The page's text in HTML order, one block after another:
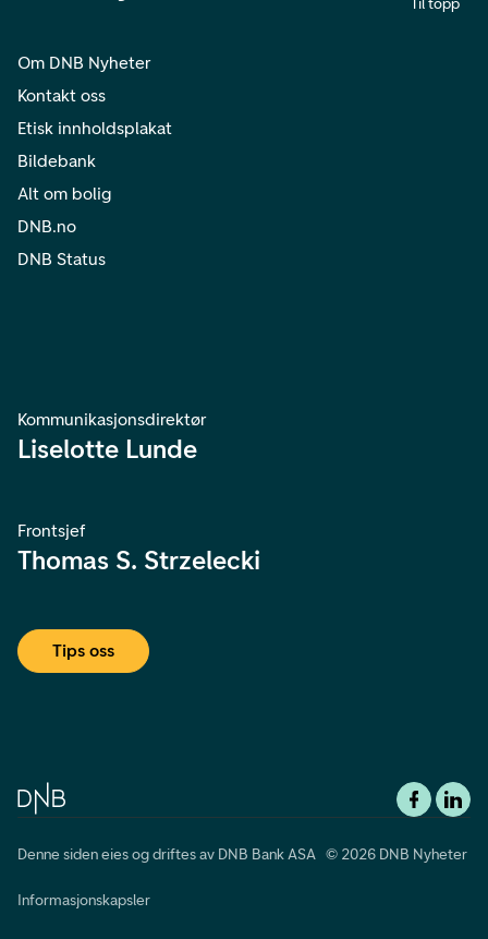
Om DNB Nyheter
Kontakt oss
Etisk innholdsplakat
Bildebank
Alt om bolig
DNB.no
DNB Status
Kommunikasjonsdirektør
Liselotte Lunde
Frontsjef
Thomas S. Strzelecki
Tips oss
Denne siden eies og driftes av DNB Bank ASA © 2026 DNB Nyheter
Informasjonskapsler